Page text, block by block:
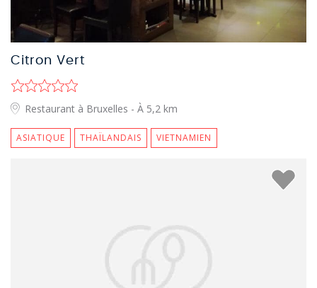
Citron Vert
Restaurant à Bruxelles - À 5,2 km
ASIATIQUE THAÏLANDAIS VIETNAMIEN